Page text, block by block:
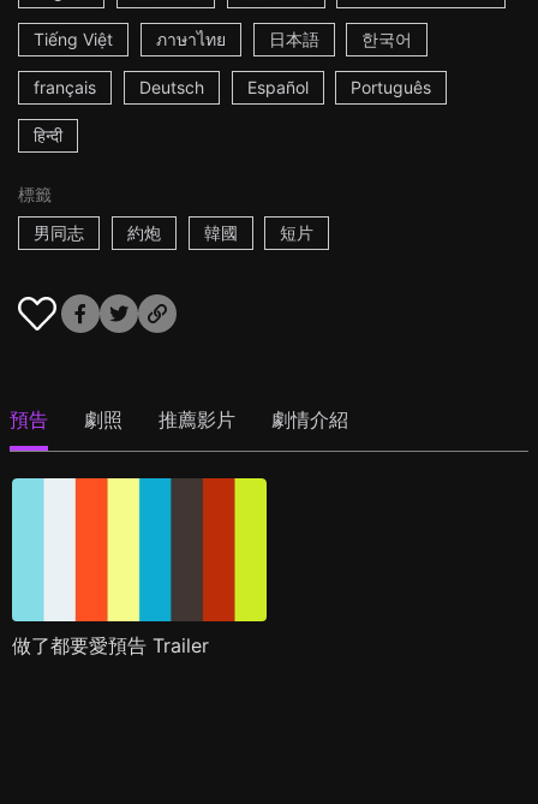
Tiếng Việt ภาษาไทย 日本語 한국어
français Deutsch Español Português
हिन्दी
標籤
男同志
約炮 韓國 短片
預告 劇照 推薦影片 劇情介紹
做了都要愛預告 Trailer